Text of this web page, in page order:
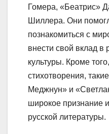
Гомера, «Беатрис»
Шиллера. Они
познакомиться с
внести свой вклад в
культуры. Кроме
стихотворения,
Меджнун» и
широкое признание
русской литературы.